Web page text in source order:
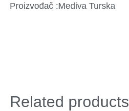
Proizvođač :Mediva Turska
Related products